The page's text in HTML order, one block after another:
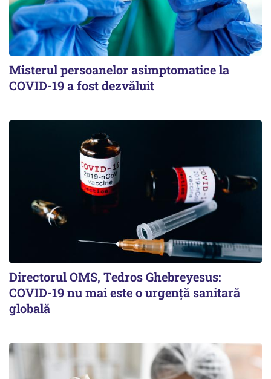
Misterul persoanelor asimptomatice la
COVID-19 a fost dezvăluit
Directorul OMS, Tedros Ghebreyesus:
COVID-19 nu mai este o urgenţă sanitară
globală